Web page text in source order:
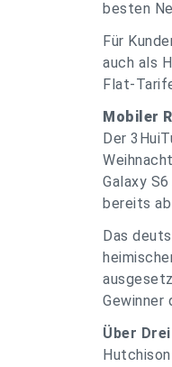
besten
Für
auch als
Flat-
Mobiler
Der
Galaxy
bereits
Das
Gewinner
Über